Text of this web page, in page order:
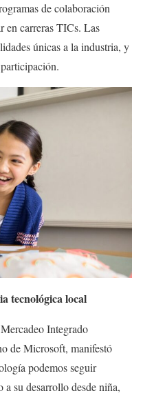
de colaboración
en carreras TICs. Las
únicas a la industria, y
tecnológica local
Integrado
de Microsoft, manifestó
podemos seguir
su desarrollo desde niña,